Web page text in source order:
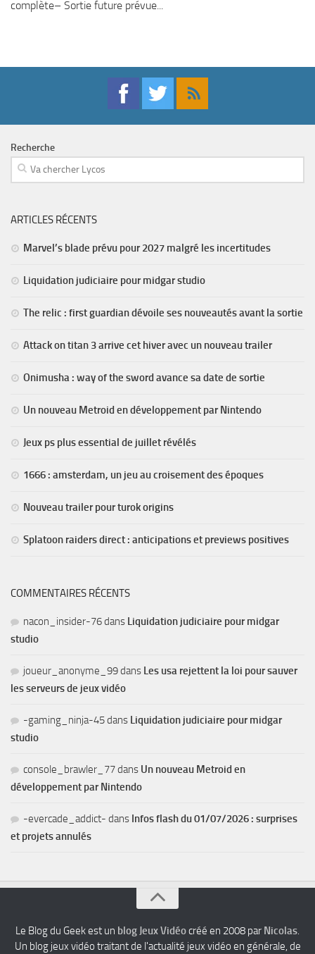
complète– Sortie future prévue...
Recherche
ARTICLES RÉCENTS
Marvel’s blade prévu pour 2027 malgré les incertitudes
Liquidation judiciaire pour midgar studio
The relic : first guardian dévoile ses nouveautés avant la sortie
Attack on titan 3 arrive cet hiver avec un nouveau trailer
Onimusha : way of the sword avance sa date de sortie
Un nouveau Metroid en développement par Nintendo
Jeux ps plus essential de juillet révélés
1666 : amsterdam, un jeu au croisement des époques
Nouveau trailer pour turok origins
Splatoon raiders direct : anticipations et previews positives
COMMENTAIRES RÉCENTS
nacon_insider-76dans Liquidation judiciaire pour midgar
studio
joueur_anonyme_99dans Les usa rejettent la loi pour sauver
les serveurs de jeux vidéo
-gaming_ninja-45dans Liquidation judiciaire pour midgar
studio
console_brawler_77dans Un nouveau Metroid en
développement par Nintendo
-evercade_addict- dans Infos flash du 01/07/2026 : surprises
et projets annulés
Le Blog du Geek est un blog Jeux Vidéocréé en 2008 par Nicolas.
Un blog jeux vidéo traitant de l'actualité jeux vidéo en générale, de